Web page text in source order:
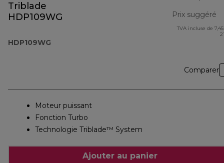
Triblade
HDP109WG
HDP109WG
Prix suggéré
TVA incluse de
Comparer
Moteur puissant
Fonction Turbo
Technologie Triblade™ System
Ajouter au panier